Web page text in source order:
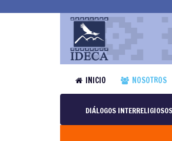
INICIO NOSOTROS
DIÁLOGOS INTERRELIGIOSOS